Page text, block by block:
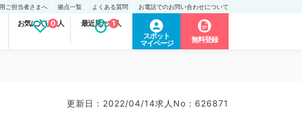
ご担当者さまへ 拠点一覧 よくある質問 お電話でのお問い合わせについて
お気に入り求人
0 最近見た求人
1
スポット
マイページ
無料登録
更新日 : 2022/04/14求人No : 626871